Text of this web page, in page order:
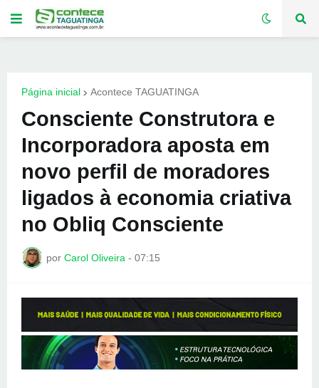
Página inicial Acontece TAGUATINGA
Consciente Construtora e
Incorporadora aposta em
novo perfil de moradores
ligados à economia criativa
no Obliq Consciente
por Carol Oliveira - 07:15